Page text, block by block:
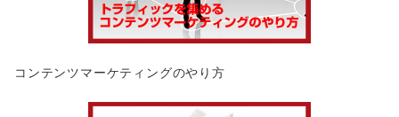
コンテンツマーケティングのやり方